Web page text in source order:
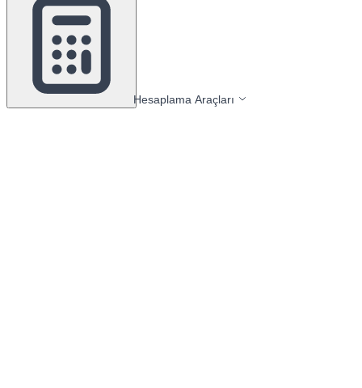
Hesaplama Araçları